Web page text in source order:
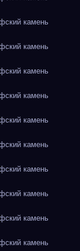
камень
камень
камень
камень
камень
камень
камень
камень
камень
камень